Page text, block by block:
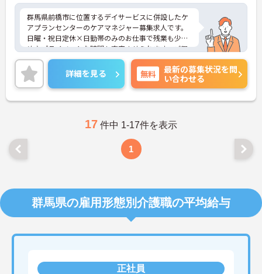
群馬県前橋市に位置するデイサービスに併設したケ
アプランセンターのケアマネジャー募集求人です。
日曜・祝日定休×日勤帯のみのお仕事で残業も少な
め♪プライベートな時間も充実させられます。ご興
味ある方には、面接のポイントなど、さらに詳細を
お話致しますのでお気軽にご相談ください。
詳細を見る 無料
最新の募集状況を問
い合わせる
17 件中 1-17件を表示
1
群馬県の雇用形態別介護職の平均給与
正社員